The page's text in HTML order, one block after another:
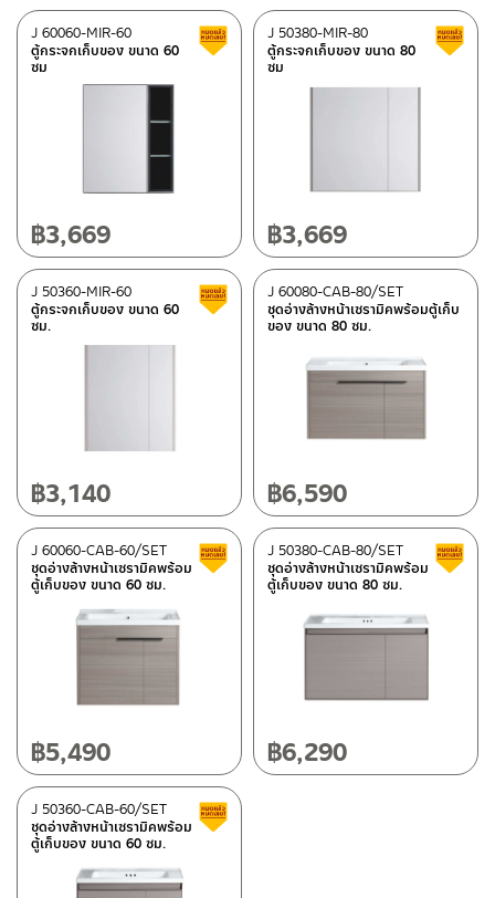
พีวีซี(8)
PLY WOOD/เมลามีนวีเนีย
Rasland-Ware(9)
สถานะสินค้า
New Arrival สินค้าใหม่ ปี 2026
(1)
สินค้าลดราคา เคลียร์สต็อก
ตู้กระจกเก็บของ ขนาด 60
ซม
J 60060-MIR-60 สินค้าลดราคา เคลียร์สต็อก
฿3,669
ตู้กระจกเก็บของ ขนาด 80
ซม
J 50380-MIR-80
฿3,669
ตู้กระจกเก็บของ ขนาด 60
ซม.
J 50360-MIR-60 สินค้าลดราคา เคลียร์สต็อก
฿3,140
ชุดอ่างล้างหน้าเซรามิคพร้อมตู้เก็บ
ของ ขนาด 80 ซม.
J 60080-CAB-80/SET
฿6,590
ชุดอ่างล้างหน้าเซรามิคพร้อม
ตู้เก็บของ ขนาด 60 ซม.
J 60060-CAB-60/SET สินค้าลดราคา เคลียร์สต็อก
฿5,490
ชุดอ่างล้างหน้าเซรามิคพร้อม
ตู้เก็บของ ขนาด 80 ซม.
J 50380-CAB-80/SET
฿6,290
ชุดอ่างล้างหน้าเซรามิคพร้อม
ตู้เก็บของ ขนาด 60 ซม.
J 50360-CAB-60/SET